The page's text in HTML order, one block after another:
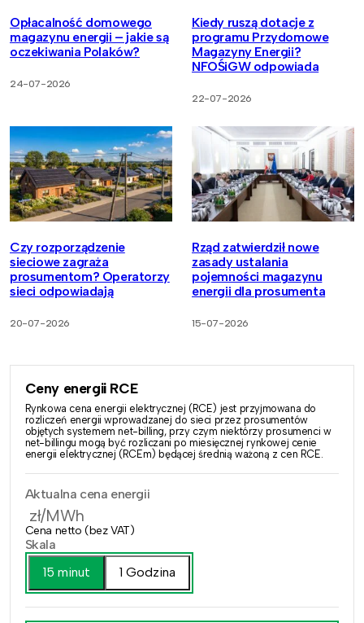
Opłacalność domowego
magazynu energii – jakie są
oczekiwania Polaków?
24-07-2026
Kiedy ruszą dotacje z
programu Przydomowe
Magazyny Energii?
NFOŚiGW odpowiada
22-07-2026
Czy rozporządzenie
sieciowe zagraża
prosumentom? Operatorzy
sieci odpowiadają
20-07-2026
Rząd zatwierdził nowe
zasady ustalania
pojemności magazynu
energii dla prosumenta
15-07-2026
Ceny energii RCE
Rynkowa cena energii elektrycznej (RCE) jest przyjmowana do
rozliczeń energii wprowadzanej do sieci przez prosumentów
objętych systemem net-billing, przy czym niektórzy prosumenci w
net-billingu mogą być rozliczani po miesięcznej rynkowej cenie
energii elektrycznej (RCEm) będącej średnią ważoną z cen RCE.
Aktualna cena energii
zł/MWh
Cena netto (bez VAT)
Skala
15 minut
1 Godzina